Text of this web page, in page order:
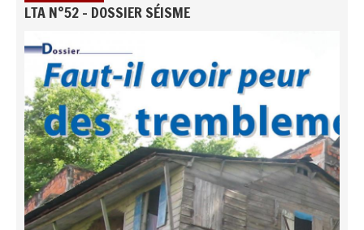
LTA N°52 - DOSSIER SÉISME